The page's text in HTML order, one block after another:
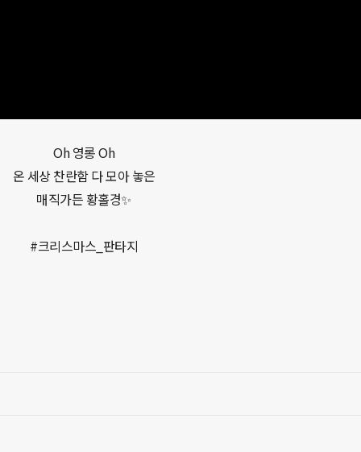
Oh 영롱 Oh
온 세상 찬란함 다 모아 놓은
매직가든 황홀경✨
#크리스마스_판타지